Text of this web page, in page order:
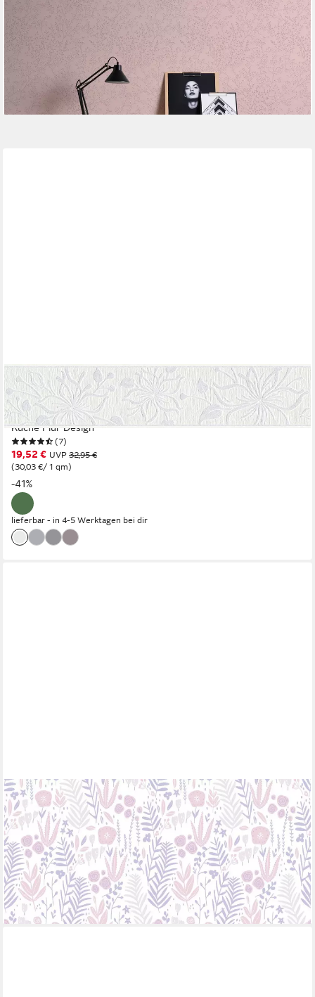
25,80 € UVP
40,95 €
(4,84 €/ 1 qm)
-37%
lieferbar - in 4-5 Werktagen bei dir
A.S. CRÉATION
Bordüre Only Borders 11, strukturiert, floral, natürlich, geblümt,
Tapete Bordüre Blumen Borte Wohnzimmer Schlafzimmer
Küche Flur Design
(7)
19,52 € UVP 32,95 €
(30,03 €/ 1 qm)
-41%
lieferbar - in 4-5 Werktagen bei dir
A.S. CRÉATION
Vliestapete Little Love, glatt, floral, Wald, botanisch, Kindertapete
Tapete Blumen Tapeten Kinderzimmer modern Design Optik
23,82 €
UVP55,95 €
(4,47 €/ 1 qm)
-57%
lieferbar - in 4-5 Werktagen bei dir